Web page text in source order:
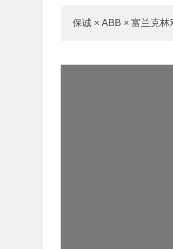
保诚 × ABB × 富兰克